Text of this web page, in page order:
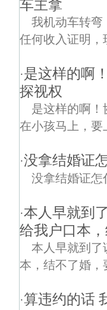
车主拿
我机动车转弯
任何收入证明，
·是这样的啊
探视权
是这样的啊
在小孩马上，要
·没拿结婚证
没拿结婚证怎
·本人早就到
给我户口本
本人早就到了
本，结不了婚，
·算违约的话